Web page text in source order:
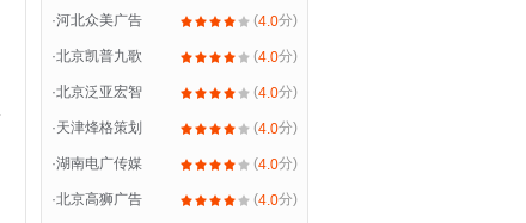
(4.0分)
·河北众美广告
(4.0分)
·北京凯普九歌
(4.0分)
·北京泛亚宏智
(4.0分)
·天津烽格策划
(4.0分)
·湖南电广传媒
(4.0分)
·北京高狮广告